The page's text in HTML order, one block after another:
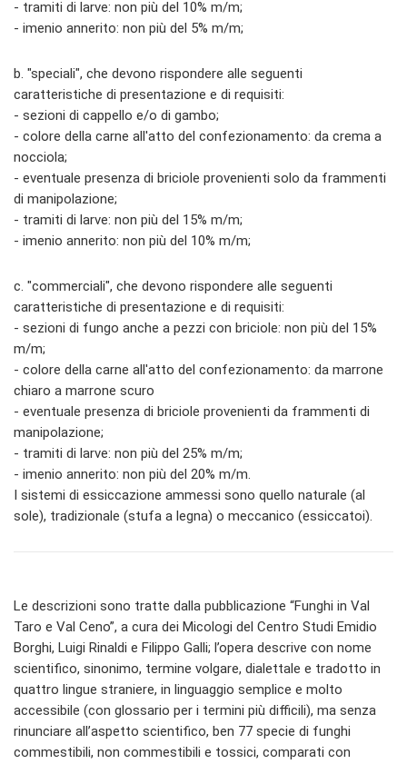
- tramiti di larve: non più del 10% m/m;
- imenio annerito: non più del 5% m/m;
b. "speciali", che devono rispondere alle seguenti
caratteristiche di presentazione e di requisiti:
- sezioni di cappello e/o di gambo;
- colore della carne all'atto del confezionamento: da crema a
nocciola;
- eventuale presenza di briciole provenienti solo da frammenti
di manipolazione;
- tramiti di larve: non più del 15% m/m;
- imenio annerito: non più del 10% m/m;
c. "commerciali", che devono rispondere alle seguenti
caratteristiche di presentazione e di requisiti:
- sezioni di fungo anche a pezzi con briciole: non più del 15%
m/m;
- colore della carne all'atto del confezionamento: da marrone
chiaro a marrone scuro
- eventuale presenza di briciole provenienti da frammenti di
manipolazione;
- tramiti di larve: non più del 25% m/m;
- imenio annerito: non più del 20% m/m.
I sistemi di essiccazione ammessi sono quello naturale (al
sole), tradizionale (stufa a legna) o meccanico (essiccatoi).
Le descrizioni sono tratte dalla pubblicazione “Funghi in Val
Taro e Val Ceno”, a cura dei Micologi del Centro Studi Emidio
Borghi, Luigi Rinaldi e Filippo Galli; l’opera descrive con nome
scientifico, sinonimo, termine volgare, dialettale e tradotto in
quattro lingue straniere, in linguaggio semplice e molto
accessibile (con glossario per i termini più difficili), ma senza
rinunciare all’aspetto scientifico, ben 77 specie di funghi
commestibili, non commestibili e tossici, comparati con